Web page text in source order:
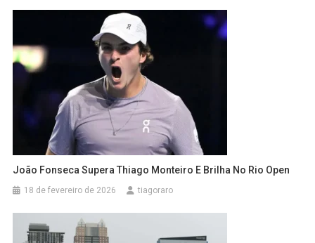
João Fonseca Supera Thiago Monteiro E Brilha No Rio Open
18 de fevereiro de 2026 tiagoraro